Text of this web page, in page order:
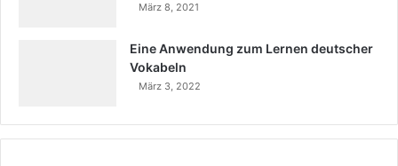
März 8, 2021
Eine Anwendung zum Lernen deutscher
Vokabeln
März 3, 2022